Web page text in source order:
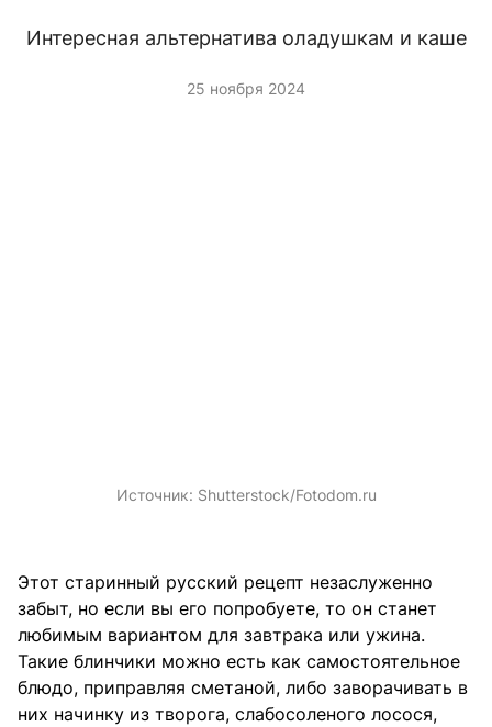
Интересная альтернатива оладушкам и каше
25 ноября 2024
Источник: Shutterstock/Fotodom.ru
Этот старинный русский рецепт незаслуженно
забыт, но если вы его попробуете, то он станет
любимым вариантом для завтрака или ужина.
Такие блинчики можно есть как самостоятельное
блюдо, приправляя сметаной, либо заворачивать в
них начинку из творога, слабосоленого лосося,